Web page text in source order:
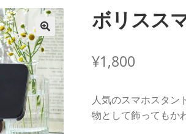
ボリスス
¥1,800
人気のスマホスタン
物として飾ってもか